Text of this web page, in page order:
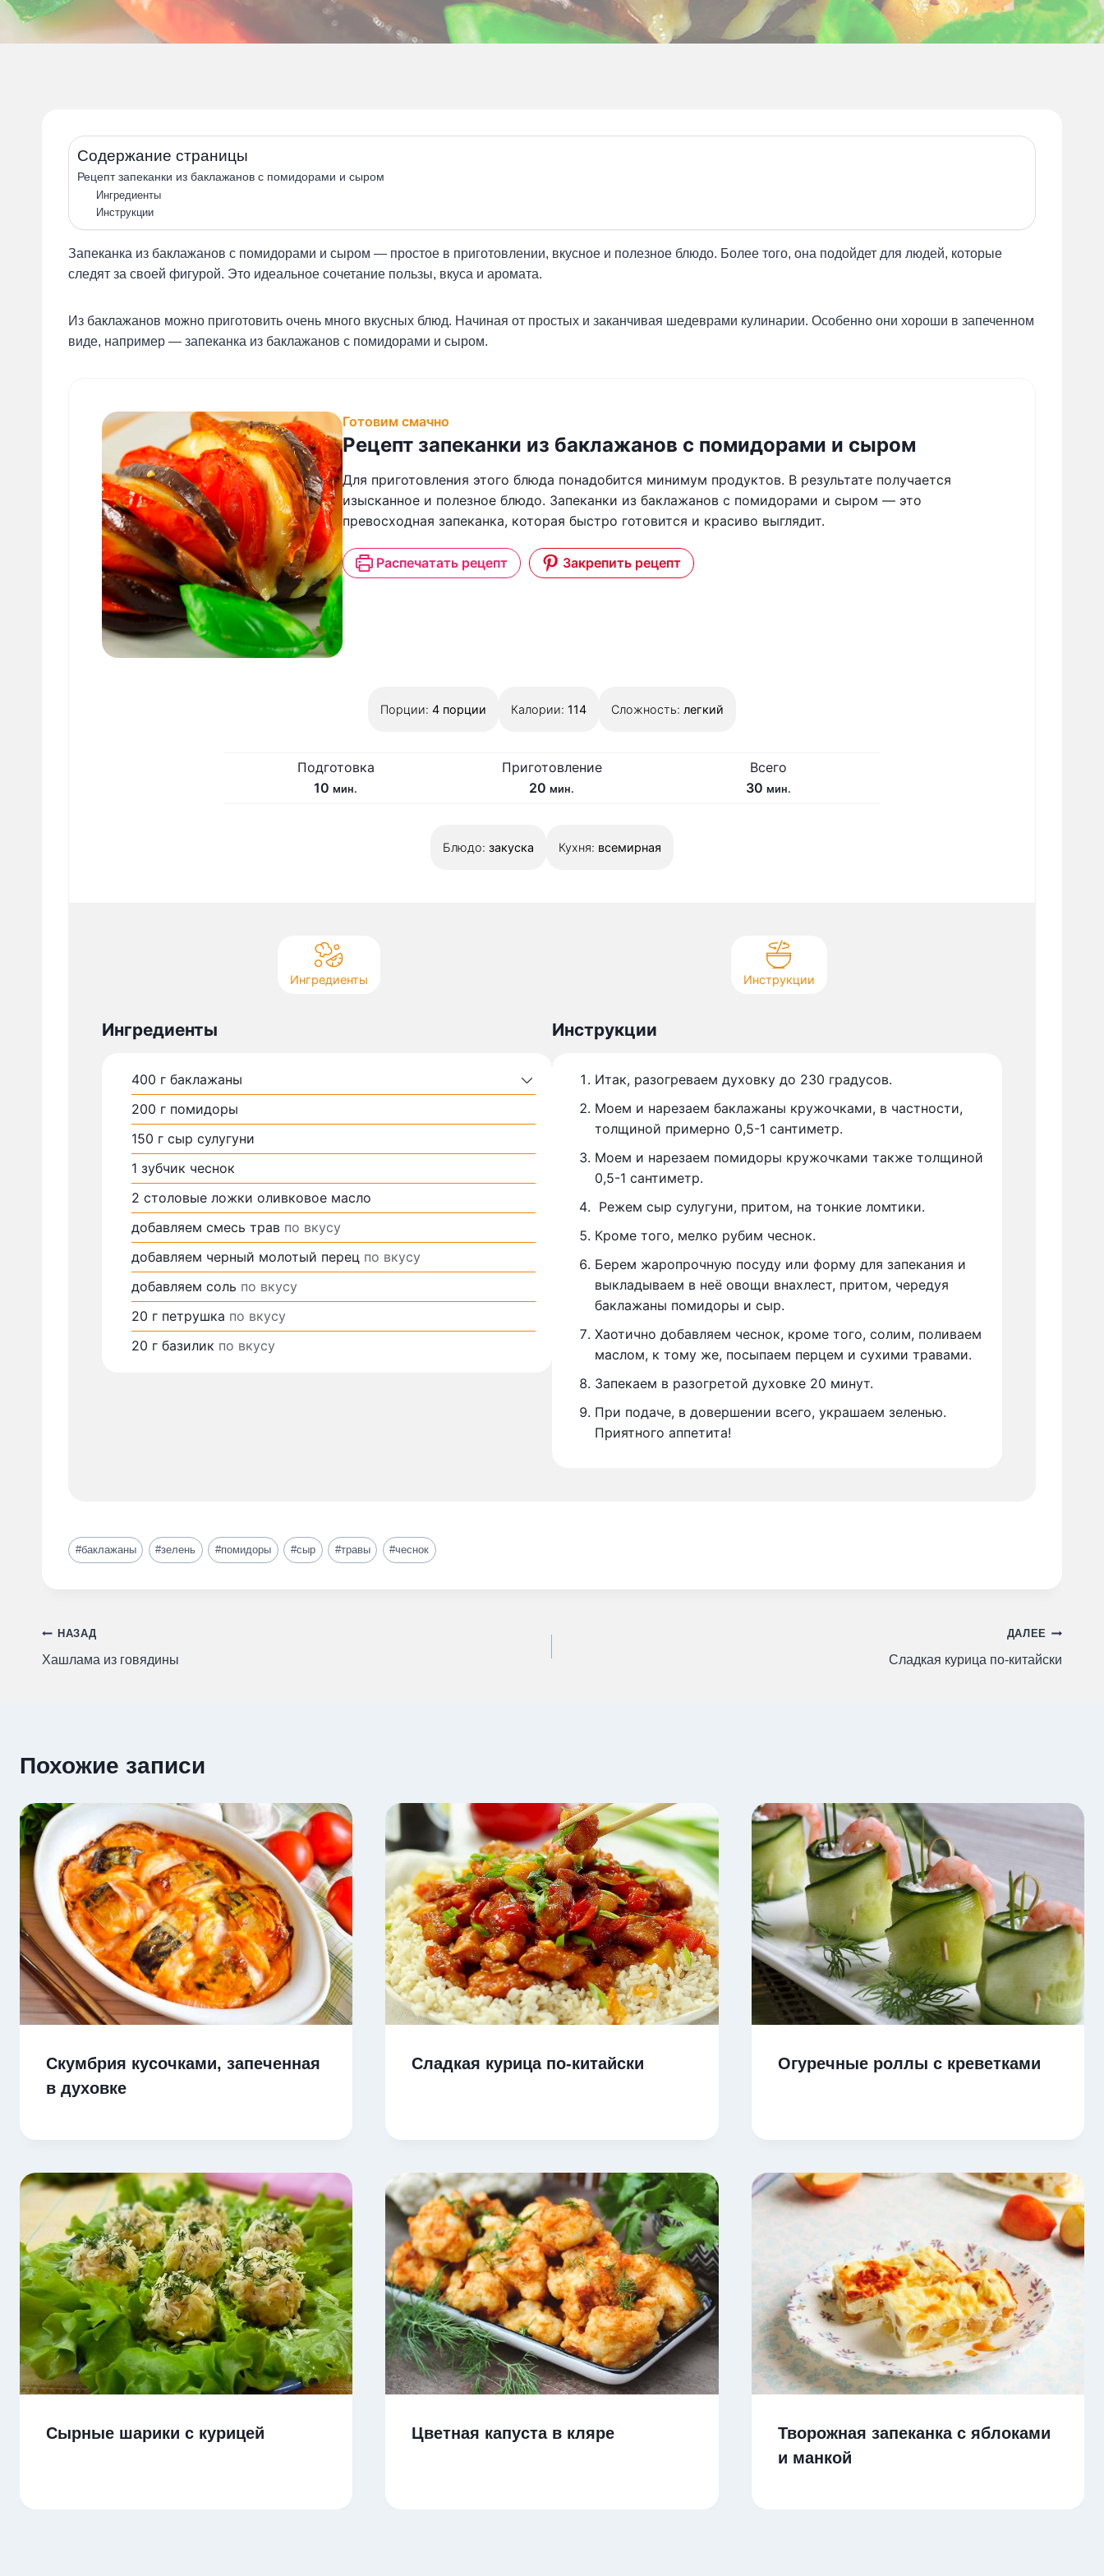
Содержание страницы
Рецепт запеканки из баклажанов с помидорами и сыром
Ингредиенты
Инструкции
Запеканка из баклажанов с помидорами и сыром — простое в приготовлении, вкусное и полезное блюдо. Более того, она подойдет для людей, которые
следят за своей фигурой. Это идеальное сочетание пользы, вкуса и аромата.
Из баклажанов можно приготовить очень много вкусных блюд. Начиная от простых и заканчивая шедеврами кулинарии. Особенно они хороши в запеченном
виде, например — запеканка из баклажанов с помидорами и сыром.
Готовим смачно
Рецепт запеканки из баклажанов с помидорами и сыром
Для приготовления этого блюда понадобится минимум продуктов. В результате получается
изысканное и полезное блюдо. Запеканки из баклажанов с помидорами и сыром — это
превосходная запеканка, которая быстро готовится и красиво выглядит.
Распечатать рецепт Закрепить рецепт
Порции: 4 порции Калории: 114 Сложность: легкий
Подготовка
10 м
мин.
Приготовление
20 м
мин.
Всего
30ммин.
Блюдо: закуска Кухня: всемирная
Ингредиенты Инструкции
Ингредиенты
400 г баклажаны
200 г помидоры
150 г сыр сулугуни
1 зубчик чеснок
2 столовые ложки оливковое масло
добавляем смесь трав по вкусу
добавляем черный молотый перец по вкусу
добавляем соль по вкусу
20 г петрушка по вкусу
20 г базилик по вкусу
Инструкции
Итак, разогреваем духовку до 230 градусов.
Моем и нарезаем баклажаны кружочками, в частности,
толщиной примерно 0,5-1 сантиметр.
Моем и нарезаем помидоры кружочками также толщиной
0,5-1 сантиметр.
Режем сыр сулугуни, притом, на тонкие ломтики.
Кроме того, мелко рубим чеснок.
Берем жаропрочную посуду или форму для запекания и
выкладываем в неё овощи внахлест, притом, чередуя
баклажаны помидоры и сыр.
Хаотично добавляем чеснок, кроме того, солим, поливаем
маслом, к тому же, посыпаем перцем и сухими травами.
Запекаем в разогретой духовке 20 минут.
При подаче, в довершении всего, украшаем зеленью.
Приятного аппетита!
Метки
записи:
#баклажаны #зелень #помидоры #сыр #травы #чеснок
Навигация
по
НАЗАД
Хашлама из говядины
ДАЛЕЕ
Сладкая курица по-китайски
Похожие записи
Скумбрия кусочками, запеченная
в духовке
Сладкая курица по-китайски Огуречные роллы с креветками
Сырные шарики с курицей Цветная капуста в кляре
Творожная запеканка с яблоками
и манкой